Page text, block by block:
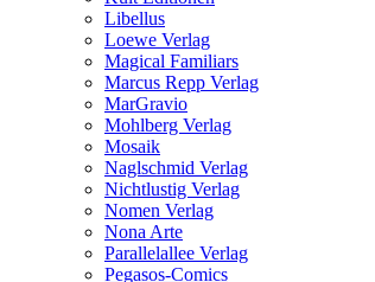
Libellus
Loewe Verlag
Magical Familiars
Marcus Repp Verlag
MarGravio
Mohlberg Verlag
Mosaik
Naglschmid Verlag
Nichtlustig Verlag
Nomen Verlag
Nona Arte
Parallelallee Verlag
Pegasos-Comics